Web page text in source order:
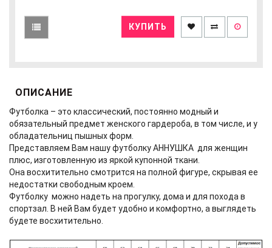
КУПИТЬ
ОПИСАНИЕ
Футболка – это классический, постоянно модный и
обязательный предмет женского гардероба, в том числе, и у
обладательниц пышных форм.
Представляем Вам нашу футболку АННУШКА для женщин
плюс, изготовленную из яркой купонной ткани.
Она восхитительно смотрится на полной фигуре, скрывая ее
недостатки свободным кроем.
Футболку можно надеть на прогулку, дома и для похода в
спортзал. В ней Вам будет удобно и комфортно, а выглядеть
будете восхитительно.